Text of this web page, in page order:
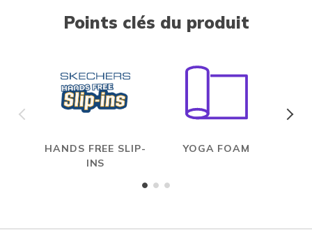
Points clés du produit
HANDS FREE SLIP-
INS
YOGA FOAM